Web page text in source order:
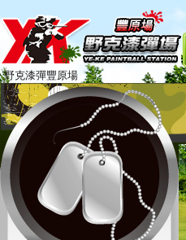
野克漆彈豐原場